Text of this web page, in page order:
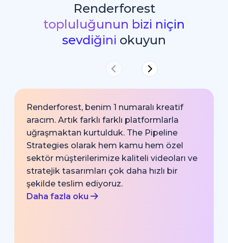
Renderforest
topluluğunun bizi niçin
sevdiğini okuyun
Renderforest, benim 1 numaralı kreatif
aracım. Artık farklı farklı platformlarla
uğraşmaktan kurtulduk. The Pipeline
Strategies olarak hem kamu hem özel
sektör müşterilerimize kaliteli videoları ve
stratejik tasarımları çok daha hızlı bir
şekilde teslim ediyoruz.
Daha fazla oku